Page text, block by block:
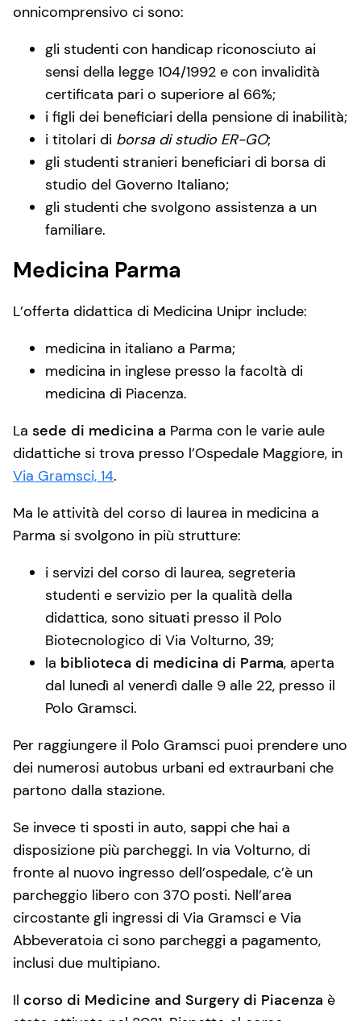
onnicomprensivo ci sono:
gli studenti con handicap riconosciuto ai
sensi della legge 104/1992 e con invalidità
certificata pari o superiore al 66%;
i figli dei beneficiari della pensione di inabilità;
i titolari di borsa di studio ER-GO;
gli studenti stranieri beneficiari di borsa di
studio del Governo Italiano;
gli studenti che svolgono assistenza a un
familiare.
Medicina Parma
L’offerta didattica di Medicina Unipr include:
medicina in italiano a Parma;
medicina in inglese presso la facoltà di
medicina di Piacenza.
La sede di medicina a Parma con le varie aule
didattiche si trova presso l’Ospedale Maggiore, in
Via Gramsci, 14.
Ma le attività del corso di laurea in medicina a
Parma si svolgono in più strutture:
i servizi del corso di laurea, segreteria
studenti e servizio per la qualità della
didattica, sono situati presso il Polo
Biotecnologico di Via Volturno, 39;
la biblioteca di medicina di Parma, aperta
dal lunedì al venerdì dalle 9 alle 22, presso il
Polo Gramsci.
Per raggiungere il Polo Gramsci puoi prendere uno
dei numerosi autobus urbani ed extraurbani che
partono dalla stazione.
Se invece ti sposti in auto, sappi che hai a
disposizione più parcheggi. In via Volturno, di
fronte al nuovo ingresso dell’ospedale, c’è un
parcheggio libero con 370 posti. Nell’area
circostante gli ingressi di Via Gramsci e Via
Abbeveratoia ci sono parcheggi a pagamento,
inclusi due multipiano.
Il corso di Medicine and Surgery di Piacenza è